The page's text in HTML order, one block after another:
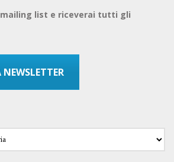
list e riceverai tutti gli